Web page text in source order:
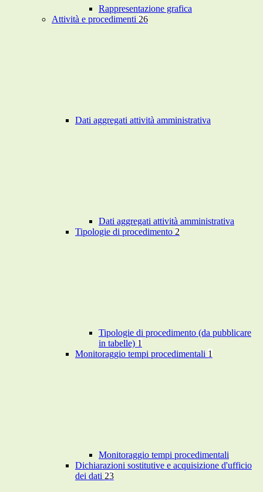
Rappresentazione grafica
Attività e procedimenti 26
Dati aggregati attività amministrativa
Dati aggregati attività amministrativa
Tipologie di procedimento 2
Tipologie di procedimento (da pubblicare
in tabelle) 1
Monitoraggio tempi procedimentali 1
Monitoraggio tempi procedimentali
Dichiarazioni sostitutive e acquisizione d'ufficio
dei dati 23